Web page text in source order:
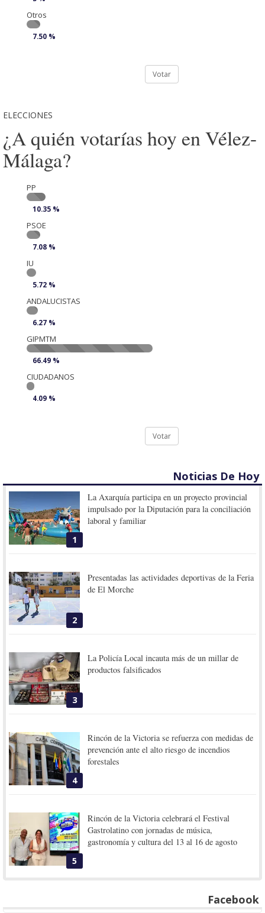
Otros
7.50 %
Votar
ELECCIONES
¿A quién votarías hoy en Vélez-
Málaga?
PP
10.35 %
PSOE
7.08 %
IU
5.72 %
ANDALUCISTAS
6.27 %
GIPMTM
66.49 %
CIUDADANOS
4.09 %
Votar
Noticias De Hoy
1
La Axarquía participa en un proyecto provincial
impulsado por la Diputación para la conciliación
laboral y familiar
2
Presentadas las actividades deportivas de la Feria
de El Morche
3
La Policía Local incauta más de un millar de
productos falsificados
4
Rincón de la Victoria se refuerza con medidas de
prevención ante el alto riesgo de incendios
forestales
5
Rincón de la Victoria celebrará el Festival
Gastrolatino con jornadas de música,
gastronomía y cultura del 13 al 16 de agosto
Facebook